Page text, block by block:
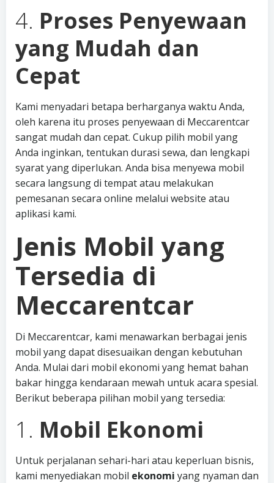
4. Proses Penyewaan
yang Mudah dan
Cepat
Kami menyadari betapa berharganya waktu Anda,
oleh karena itu proses penyewaan di Meccarentcar
sangat mudah dan cepat. Cukup pilih mobil yang
Anda inginkan, tentukan durasi sewa, dan lengkapi
syarat yang diperlukan. Anda bisa menyewa mobil
secara langsung di tempat atau melakukan
pemesanan secara online melalui website atau
aplikasi kami.
Jenis Mobil yang
Tersedia di
Meccarentcar
Di Meccarentcar, kami menawarkan berbagai jenis
mobil yang dapat disesuaikan dengan kebutuhan
Anda. Mulai dari mobil ekonomi yang hemat bahan
bakar hingga kendaraan mewah untuk acara spesial.
Berikut beberapa pilihan mobil yang tersedia:
1. Mobil Ekonomi
Untuk perjalanan sehari-hari atau keperluan bisnis,
kami menyediakan mobil ekonomi yang nyaman dan